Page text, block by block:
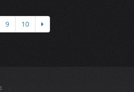
9 10